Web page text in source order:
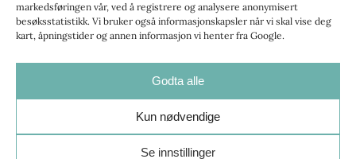
markedsføringen vår, ved å registrere og analysere anonymisert
besøksstatistikk. Vi bruker også informasjonskapsler når vi skal vise deg
kart, åpningstider og annen informasjon vi henter fra Google.
Godta alle
Kun nødvendige
Se innstillinger
samtykke.
Personvern og informasjonskapsler